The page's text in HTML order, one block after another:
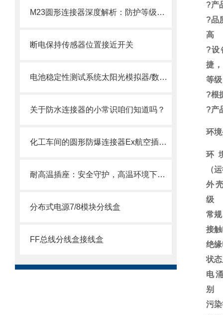
M23圆形连接器深度解析：防护等级、材质与安装指南
断电保持传感器位置接近开关
电池稳定性测试系统太阳光模拟器/数字源表/测试软件
关于防水连接器的小常识咱们知道吗？
化工车间的圆形防爆连接器Ex航空插头插座如何选
耐高温插座：安全守护，高温环境下的用电保障
分布式电源7/8模块分线盒
FF总线分线盒接线盒
?产
?品
高
?设
捷
等级
?根
?产
环
环
（
外
级
常规
接
绝
状
电
别
污